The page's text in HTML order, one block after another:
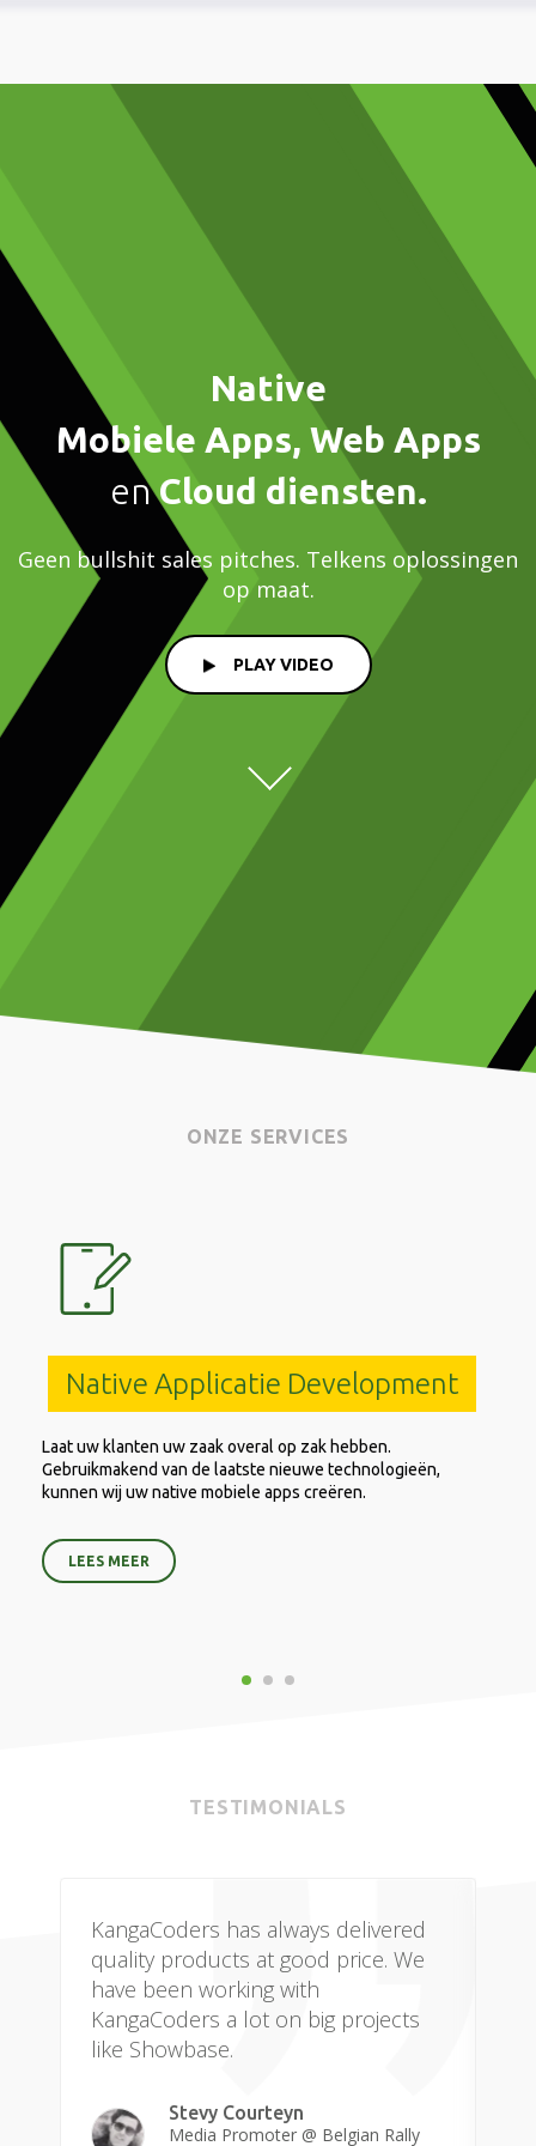
Native
Mobiele Apps, Web Apps
enCloud diensten.
Geen bullshit sales pitches. Telkens oplossingen
op maat.
PLAY VIDEO
ONZE SERVICES
Native Applicatie Development
Laat uw klanten uw zaak overal op zak hebben.
Gebruikmakend van de laatste nieuwe technologieën,
kunnen wij uw native mobiele apps creëren.
LEES MEER
TESTIMONIALS
KangaCoders has always delivered
quality products at good price. We
have been working with
KangaCoders a lot on big projects
like Showbase.
Stevy Courteyn
Media Promoter @ Belgian Rally